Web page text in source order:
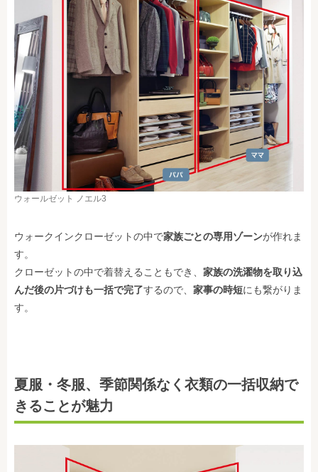
ウォールゼット ノエル3
ウォークインクローゼットの中で家族ごとの専用ゾーンが作れま
す。
クローゼットの中で着替えることもでき、 家族の洗濯物を取り込
んだ後の片づけも一括で完了するので、 家事の時短にも繋がりま
す。
夏服・冬服、季節関係なく衣類の一括収納で
きることが魅力